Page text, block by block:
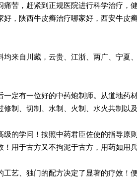
痛苦，赶紧到正规医院进行科学治疗，
好 ， 陕西牛皮癣治疗哪家好 ，西安牛皮
均来自川藏，云贵、江浙、两广、宁夏
一定有一位好的中药炮制师。从道地药
修制、切制、水制、火制、水火共制以
级的学问！按照中药君臣佐使的指导原
！用于古方又不拘泥于古方，用药如用
工艺、独门的配方决定了显著的疗效！